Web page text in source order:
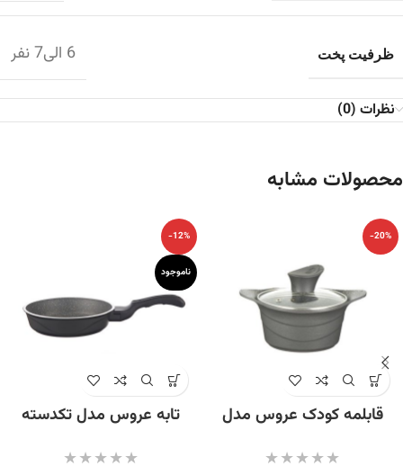
ظرفیت پخت 6 الی7 نفر
نظرات (0)
محصولات مشابه
-20%
قابلمه کودک عروس مدل
-12%
ناموجود
تابه عروس مدل تکدسته